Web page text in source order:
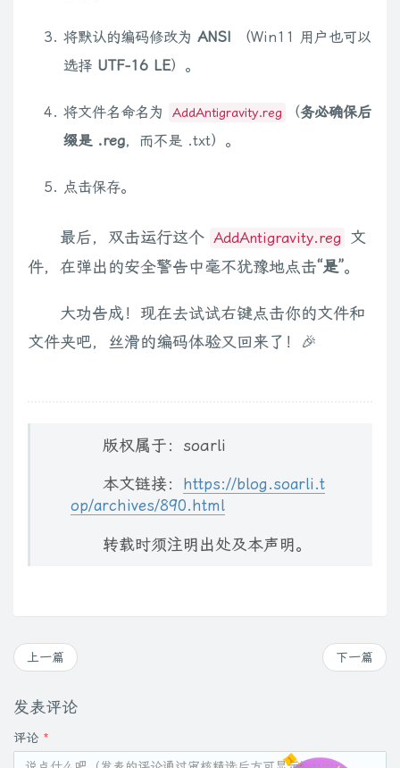
将默认的编码修改为 ANSI （Win11 用户也可以
选择 UTF-16 LE）。
将文件名命名为 AddAntigravity.reg （务必确保后
缀是 .reg，而不是 .txt）。
点击保存。
最后，双击运行这个 AddAntigravity.reg
文
件，在弹出的安全警告中毫不犹豫地点击“是”。
大功告成！现在去试试右键点击你的文件和
文件夹吧，丝滑的编码体验又回来了！🎉
版权属于：soarli
本文链接：
https://blog.soarli.t
op/archives/890.html
转载时须注明出处及本声明。
下一篇
上一篇
发表评论
评论 *